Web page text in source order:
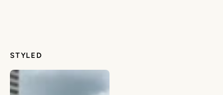
STYLED